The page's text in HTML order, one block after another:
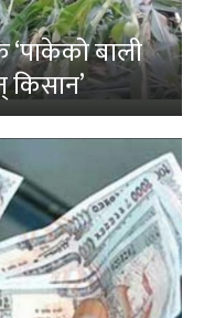
बाली
किसान’